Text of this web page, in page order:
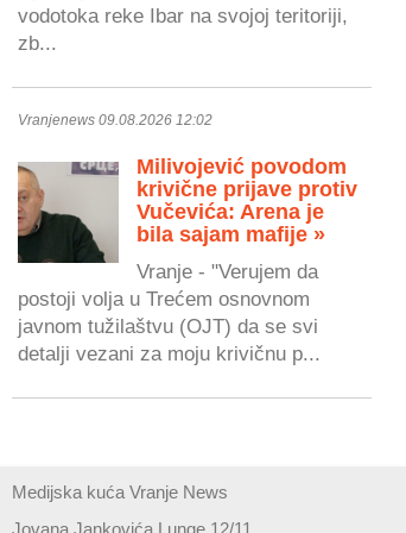
vodotoka reke Ibar na svojoj teritoriji,
zb...
Vranjenews 09.08.2026 12:02
Milivojević povodom
krivične prijave protiv
Vučevića: Arena je
bila sajam mafije »
Vranje - "Verujem da
postoji volja u Trećem osnovnom
javnom tužilaštvu (OJT) da se svi
detalji vezani za moju krivičnu p...
Medijska kuća Vranje News